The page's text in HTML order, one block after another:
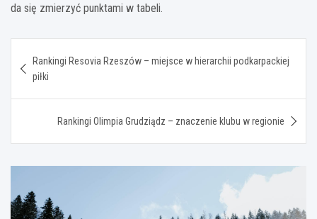
da się zmierzyć punktami w tabeli.
wpisu
Rankingi Resovia Rzeszów – miejsce w hierarchii podkarpackiej
piłki
Rankingi Olimpia Grudziądz – znaczenie klubu w regionie